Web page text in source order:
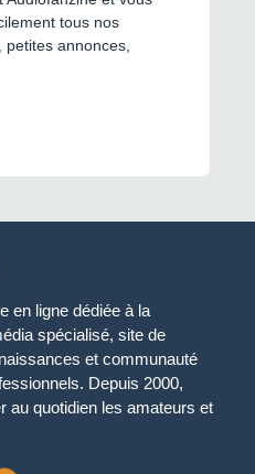
tous nos
annonces,
en ligne dédiée à la
spécialisé, site de
et communauté
Depuis 2000,
au quotidien les amateurs et